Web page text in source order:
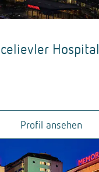
Hospital
Profil ansehen